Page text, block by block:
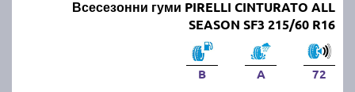
Всесезонни гуми PIRELLI CINTURATO ALL
SEASON SF3 215/60 R16
B A 72